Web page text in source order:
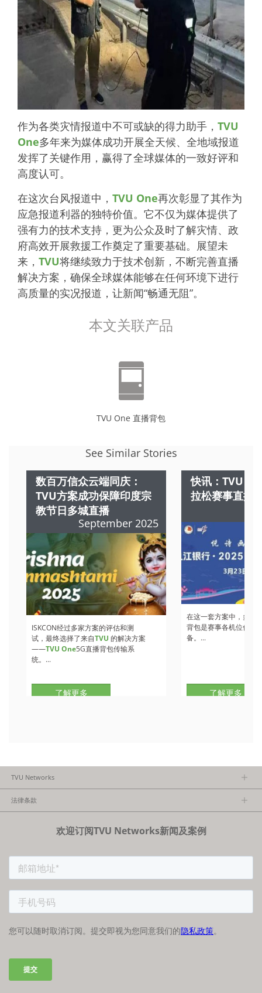
作为各类灾情报道中不可或缺的得力助手， TVU
One多年来为媒体成功开展全天候、全地域报道
发挥了关键作用，赢得了全球媒体的一致好评和
高度认可。
在这次台风报道中， TVU One再次彰显了其作为
应急报道利器的独特价值。它不仅为媒体提供了
强有力的技术支持，更为公众及时了解灾情、政
府高效开展救援工作奠定了重要基础。展望未
来， TVU将继续致力于技术创新，不断完善直播
解决方案，确保全球媒体能够在任何环境下进行
高质量的实况报道，让新闻“畅通无阻”。
本文关联产品
TVU One 直播背包
See Similar Stories
数百万信众云端同庆：
TVU方案成功保障印度宗
教节日多城直播
September 2025
ISKCON经过多家方案的评估和测
试，最终选择了来自TVU 的解决方案
——TVU One5G直播背包传输系
统。...
了解更多
快讯：TVU 方
拉松赛事直播
在这一套方案中，多部
背包是赛事各机位信号
备。...
了解更多
TVU Networks
法律条款
欢迎订阅TVU Networks新闻及案例